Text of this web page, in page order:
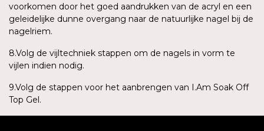
voorkomen door het goed aandrukken van de acryl en een
geleidelijke dunne overgang naar de natuurlijke nagel bij de
nagelriem.
8.Volg de vijltechniek stappen om de nagels in vorm te
vijlen indien nodig.
9.Volg de stappen voor het aanbrengen van I.Am Soak Off
Top Gel.